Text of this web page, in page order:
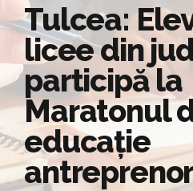
Tulcea:
licee din
participă la
Maratonul
educație